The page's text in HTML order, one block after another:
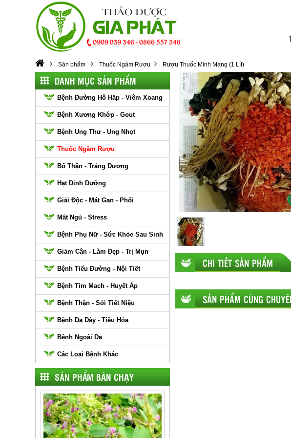
Sản phẩm Thuốc Ngâm Rượu Rượu Thuốc Minh Mạng (1 Lít)
CHI TIẾT SẢN PHẨM
SẢN PHẨM CÙNG
DANH MỤC SẢN PHẨM
Bệnh Đường Hô Hấp - Viêm Xoang
Bệnh Xương Khớp - Gout
Bệnh Ung Thư - Ung Nhọt
Thuốc Ngâm Rượu
Bổ Thận - Tráng Dương
Hạt Dinh Dưỡng
Giải Độc - Mát Gan - Phổi
Mất Ngủ - Stress
Bệnh Phụ Nữ - Sức Khỏe Sau Sinh
Giảm Cân - Làm Đẹp - Trị Mụn
Bệnh Tiểu Đường - Nội Tiết
Bệnh Tim Mach - Huyết Áp
Bệnh Thận - Sỏi Tiết Niệu
Bệnh Dạ Dày - Tiêu Hóa
Bệnh Ngoài Da
Các Loại Bệnh Khác
SẢN PHẨM BÁN CHẠY